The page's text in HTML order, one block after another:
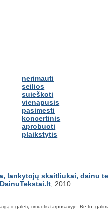
nerimauti
seilios
suieškoti
vienapusis
pasimesti
koncertinis
aprobuoti
plaikstytis
DainuTekstai.lt , 2010
ir galėtų rimuotis tarpusavyje. Be to,